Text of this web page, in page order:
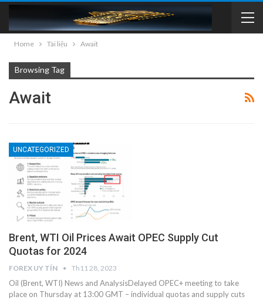
Home Tài liệu Await
Browsing Tag
Await
UNCATEGORIZED
Brent, WTI Oil Prices Await OPEC Supply Cut
Quotas for 2024
FOREX UY TÍN Th11 28, 2023
Oil (Brent, WTI) News and AnalysisDelayed OPEC+ meeting to take
place on Thursday at 13:00 GMT – individual quotas and supply cuts